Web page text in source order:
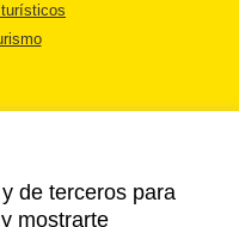
de terceros para
mostrarte